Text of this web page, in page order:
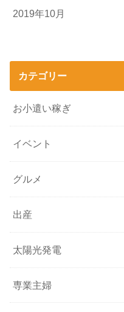
2019年10月
カテゴリー
お小遣い稼ぎ
イベント
グルメ
出産
太陽光発電
専業主婦